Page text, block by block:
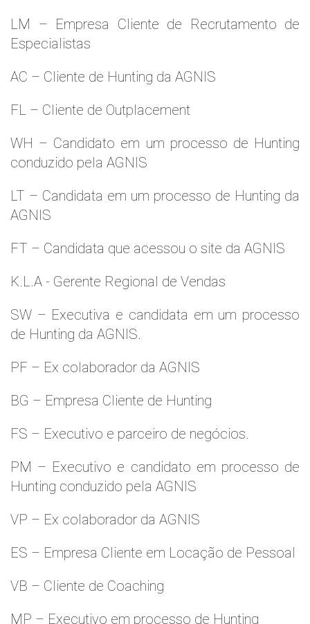
LM – Empresa Cliente de Recrutamento de
Especialistas
AC – Cliente de Hunting da AGNIS
FL – Cliente de Outplacement
WH – Candidato em um processo de Hunting
conduzido pela AGNIS
LT – Candidata em um processo de Hunting da
AGNIS
FT – Candidata que acessou o site da AGNIS
K.L.A - Gerente Regional de Vendas
SW – Executiva e candidata em um processo
de Hunting da AGNIS.
PF – Ex colaborador da AGNIS
BG – Empresa Cliente de Hunting
FS – Executivo e parceiro de negócios.
PM – Executivo e candidato em processo de
Hunting conduzido pela AGNIS
VP – Ex colaborador da AGNIS
ES – Empresa Cliente em Locação de Pessoal
VB – Cliente de Coaching
MP – Executivo em processo de Hunting